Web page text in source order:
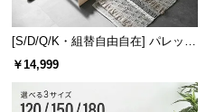
[S/D/Q/K・組替自由自在] パレット
ベッド 8/12/16枚セット
￥14,999